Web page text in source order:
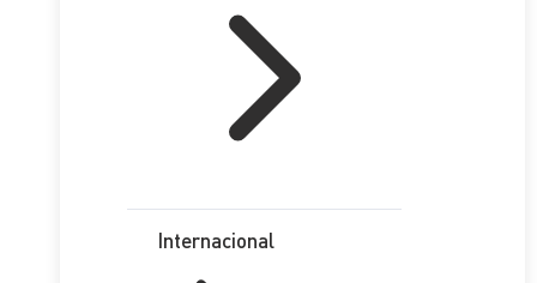
Internacional